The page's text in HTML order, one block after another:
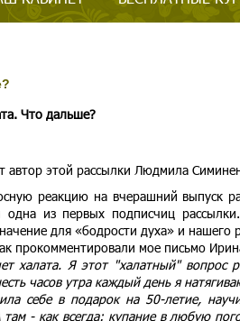
Что дальше?
автор этой рассылки Людмила
реакцию на вчерашний выпуск
одна из первых подписчиц
для «бодрости духа» и
прокомментировали мое письмо
халата. Я этот "халатный"
часов утра каждый день я
себе в подарок на 50-летие,
- как всегда: купание в любую